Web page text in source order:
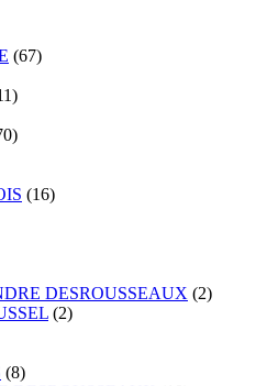
(67)
(16)
DESROUSSEAUX (2)
(2)
(8)